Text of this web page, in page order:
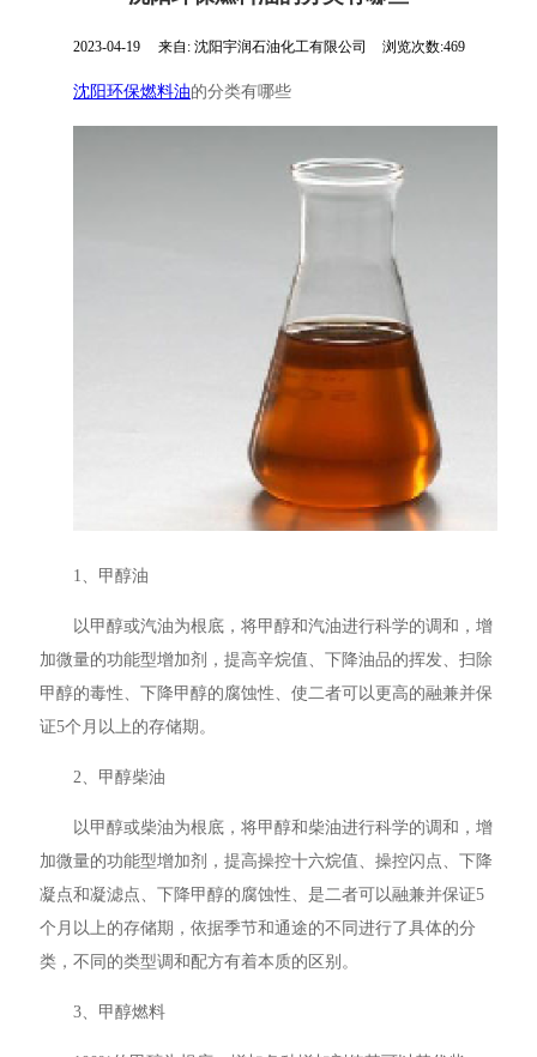
2023-04-19 来自: 沈阳宇润石油化工有限公司 浏览次数:469
沈阳环保燃料油的分类有哪些
1、甲醇油
以甲醇或汽油为根底，将甲醇和汽油进行科学的调和，增
加微量的功能型增加剂，提高辛烷值、下降油品的挥发、扫除
甲醇的毒性、下降甲醇的腐蚀性、使二者可以更高的融兼并保
证5个月以上的存储期。
2、甲醇柴油
以甲醇或柴油为根底，将甲醇和柴油进行科学的调和，增
加微量的功能型增加剂，提高操控十六烷值、操控闪点、下降
凝点和凝滤点、下降甲醇的腐蚀性、是二者可以融兼并保证5
个月以上的存储期，依据季节和通途的不同进行了具体的分
类，不同的类型调和配方有着本质的区别。
3、甲醇燃料